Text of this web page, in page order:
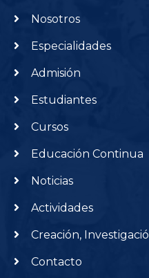
Nosotros
Especialidades
Admisión
Estudiantes
Cursos
Educación Continua
Noticias
Actividades
Creación,
Contacto